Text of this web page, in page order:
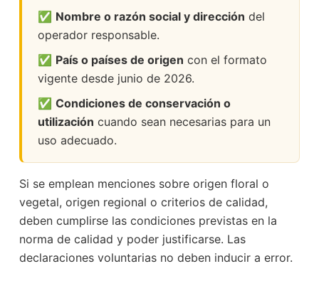
✅ Nombre o razón social y dirección del
operador responsable.
✅ País o países de origen con el formato
vigente desde junio de 2026.
✅ Condiciones de conservación o
utilización cuando sean necesarias para un
uso adecuado.
Si se emplean menciones sobre origen floral o
vegetal, origen regional o criterios de calidad,
deben cumplirse las condiciones previstas en la
norma de calidad y poder justificarse. Las
declaraciones voluntarias no deben inducir a error.